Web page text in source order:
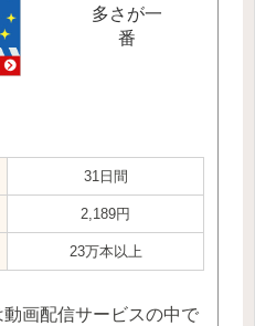
多さが一
番
31日間
2,189円
23万本以上
画配信サービスの中で